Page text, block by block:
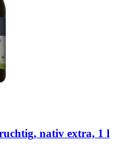
nativ extra, 1 l